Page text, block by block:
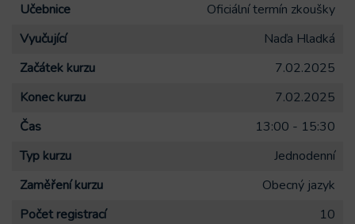
Učebnice
Oficiální termín zkoušky
Vyučující
Naďa Hladká
Začátek kurzu
7.02.2025
Konec kurzu
7.02.2025
Čas
13:00 - 15:30
Typ kurzu
Jednodenní
Zaměření kurzu
Obecný jazyk
Počet registrací
10